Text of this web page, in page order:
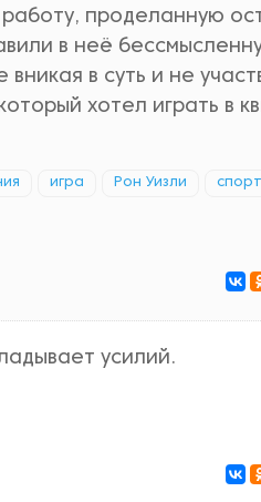
проделанную
в неё
в суть и не
хотел играть в
игра Рон Уизли спорт
усилий.